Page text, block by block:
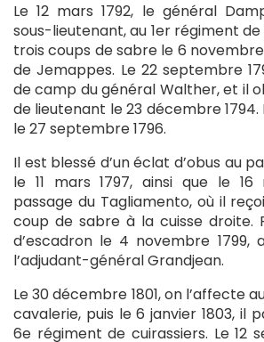
Le 12 mars 1792, le général
sous-lieutenant, au 1er régiment
trois coups de sabre le 6
de Jemappes. Le 22 septembre
de camp du général Walther, et il
de lieutenant le 23 décembre
le 27 septembre 1796.
Il est blessé d’un éclat d’obus au
le 11 mars 1797, ainsi que le
passage du Tagliamento, où il
coup de sabre à la cuisse droite.
d’escadron le 4 novembre 1799,
l’adjudant-général Grandjean.
Le 30 décembre 1801, on l’affecte
cavalerie, puis le 6 janvier 1803, il
6e régiment de cuirassiers. Le 12